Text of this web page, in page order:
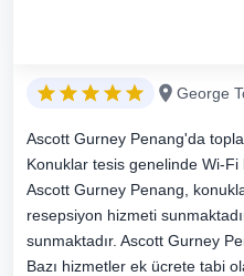
George
Ascott Gurney Penang'da
Konuklar tesis genelinde Wi-Fi
Ascott Gurney Penang,
resepsiyon hizmeti
sunmaktadır. Ascott Gurney
Bazı hizmetler ek ücrete tabi